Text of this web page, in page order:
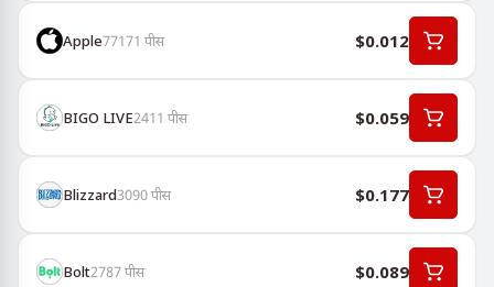
Apple77171 पीस $0.012
BIGO LIVE2411 पीस $0.059
Blizzard3090पीस $0.177
Bolt2787पीस $0.089